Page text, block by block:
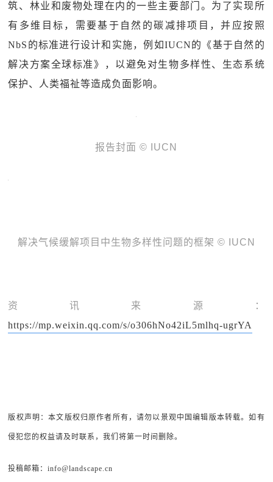
筑、林业和废物处理在内的一些主要部门。为了实现所
有多维目标，需要基于自然的碳减排项目，并应按照
NbS的标准进行设计和实施，例如IUCN的《基于自然的
解决方案全球标准》，以避免对生物多样性、生态系统
保护、人类福祉等造成负面影响。
报告封面 © IUCN
解决气候缓解项目中生物多样性问题的框架 © IUCN
资讯来源：
https://mp.weixin.qq.com/s/o306hNo42iL5mlhq-ugrYA
版权声明：本文版权归原作者所有，请勿以景观中国编辑版本转载。如有
侵犯您的权益请及时联系，我们将第一时间删除。
投稿邮箱：info@landscape.cn